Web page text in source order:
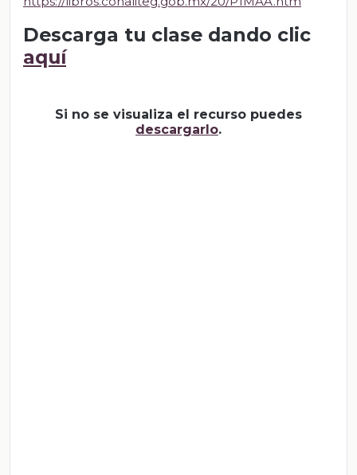
Descarga tu clase dando clic
aquí
Si no se visualiza el recurso puedes
descargarlo.